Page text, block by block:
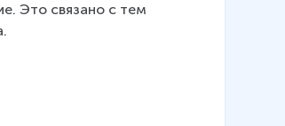
Это связано с тем